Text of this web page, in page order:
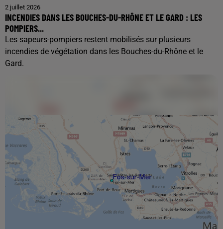
2 juillet 2026
INCENDIES DANS LES BOUCHES-DU-RHÔNE ET LE GARD : LES
POMPIERS...
Les sapeurs-pompiers restent mobilisés sur plusieurs
incendies de végétation dans les Bouches-du-Rhône et le
Gard.